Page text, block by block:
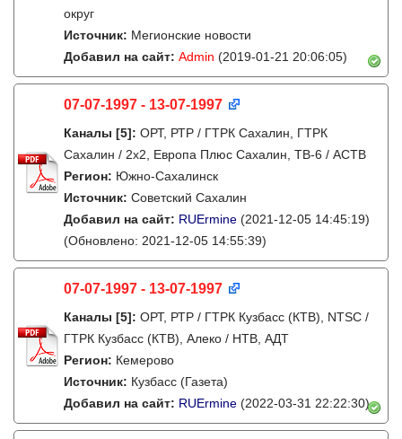
округ
Источник: Мегионские новости
Добавил на сайт: Admin (2019-01-21 20:06:05)
07-07-1997 - 13-07-1997
Каналы [5]: ОРТ, РТР / ГТРК Сахалин, ГТРК
Сахалин / 2х2, Европа Плюс Сахалин, ТВ-6 / АСТВ
Регион: Южно-Сахалинск
Источник: Советский Сахалин
Добавил на сайт: RUErmine (2021-12-05 14:45:19)
(Обновлено: 2021-12-05 14:55:39)
07-07-1997 - 13-07-1997
Каналы [5]: ОРТ, РТР / ГТРК Кузбасс (КТВ), NTSC /
ГТРК Кузбасс (КТВ), Алеко / НТВ, АДТ
Регион: Кемерово
Источник: Кузбасс (Газета)
Добавил на сайт: RUErmine (2022-03-31 22:22:30)